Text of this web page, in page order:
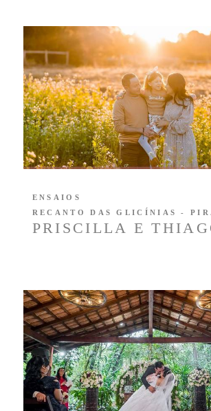
PRISCILLA E
ENSAIOS
RECANTO DAS GLICÍNIAS -